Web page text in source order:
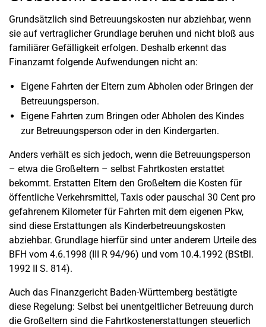
Grundsätzlich sind Betreuungskosten nur abziehbar, wenn
sie auf vertraglicher Grundlage beruhen und nicht bloß aus
familiärer Gefälligkeit erfolgen. Deshalb erkennt das
Finanzamt folgende Aufwendungen nicht an:
Eigene Fahrten der Eltern zum Abholen oder Bringen der
Betreuungsperson.
Eigene Fahrten zum Bringen oder Abholen des Kindes
zur Betreuungsperson oder in den Kindergarten.
Anders verhält es sich jedoch, wenn die Betreuungsperson
– etwa die Großeltern – selbst Fahrtkosten erstattet
bekommt. Erstatten Eltern den Großeltern die Kosten für
öffentliche Verkehrsmittel, Taxis oder pauschal 30 Cent pro
gefahrenem Kilometer für Fahrten mit dem eigenen Pkw,
sind diese Erstattungen als Kinderbetreuungskosten
abziehbar. Grundlage hierfür sind unter anderem Urteile des
BFH vom 4.6.1998 (III R 94/96) und vom 10.4.1992 (BStBl.
1992 II S. 814).
Auch das Finanzgericht Baden-Württemberg bestätigte
diese Regelung: Selbst bei unentgeltlicher Betreuung durch
die Großeltern sind die Fahrtkostenerstattungen steuerlich